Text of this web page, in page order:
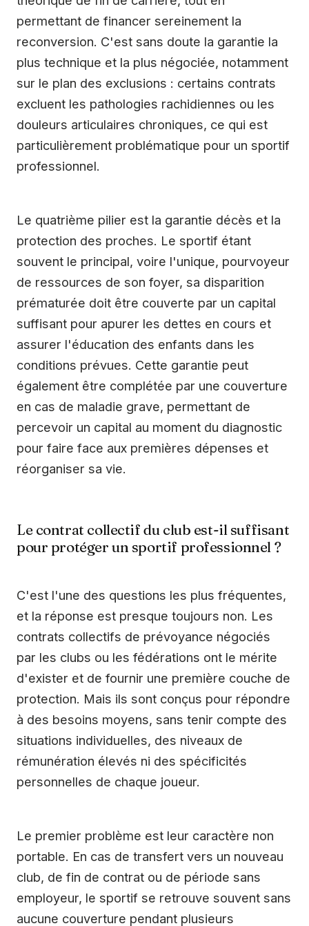
permettant de financer sereinement la
reconversion. C'est sans doute la garantie la
plus technique et la plus négociée, notamment
sur le plan des exclusions : certains contrats
excluent les pathologies rachidiennes ou les
douleurs articulaires chroniques, ce qui est
particulièrement problématique pour un sportif
professionnel.
Le quatrième pilier est la garantie décès et la
protection des proches. Le sportif étant
souvent le principal, voire l'unique, pourvoyeur
de ressources de son foyer, sa disparition
prématurée doit être couverte par un capital
suffisant pour apurer les dettes en cours et
assurer l'éducation des enfants dans les
conditions prévues. Cette garantie peut
également être complétée par une couverture
en cas de maladie grave, permettant de
percevoir un capital au moment du diagnostic
pour faire face aux premières dépenses et
réorganiser sa vie.
Le contrat collectif du club est-il suffisant
pour protéger un sportif professionnel ?
C'est l'une des questions les plus fréquentes,
et la réponse est presque toujours non. Les
contrats collectifs de prévoyance négociés
par les clubs ou les fédérations ont le mérite
d'exister et de fournir une première couche de
protection. Mais ils sont conçus pour répondre
à des besoins moyens, sans tenir compte des
situations individuelles, des niveaux de
rémunération élevés ni des spécificités
personnelles de chaque joueur.
Le premier problème est leur caractère non
portable. En cas de transfert vers un nouveau
club, de fin de contrat ou de période sans
employeur, le sportif se retrouve souvent sans
aucune couverture pendant plusieurs